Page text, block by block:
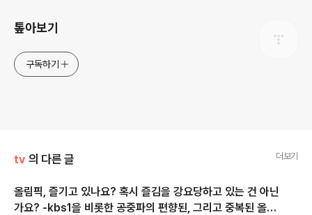
톺아보기
구독하기
tv 의 다른 글 더보기
올림픽, 즐기고 있나요? 혹시 즐김을 강요당하고 있는 건 아닌
가요? -kbs1을 비롯한 공중파의 편향된, 그리고 중복된 올림